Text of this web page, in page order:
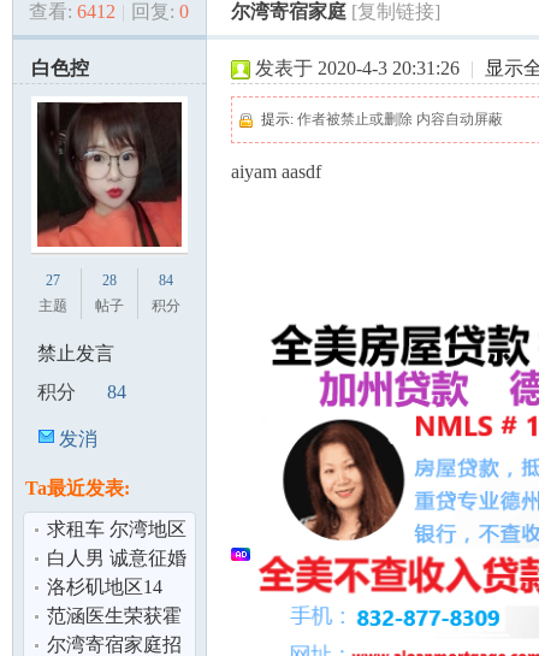
美
论
» › ›
查看: 6412 | 回复: 0 尔湾寄宿家庭 [复制链接]
白色控
27
主题
28
帖子
84
积分
禁止发言
积分
84
发消
Ta最近发表:
求租车 尔湾地区
白人男 诚意征婚
征友
洛杉矶地区14
Top Rated 特色夏
令营
范涵医生荣获霍
格医院妇产科最
尔湾寄宿家庭招
发表于 2020-4-3 20:31:26 | 显示
提示: 作者被禁止或删除 内容自动屏蔽
aiyam aasdf